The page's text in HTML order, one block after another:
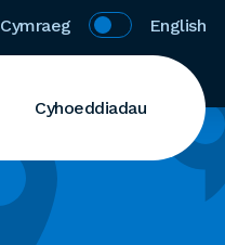
Cymraeg English
Cyhoeddiadau